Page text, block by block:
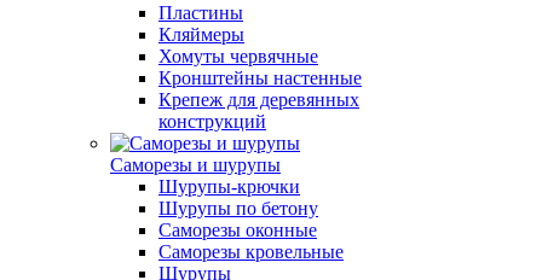
Пластины
Кляймеры
Хомуты червячные
Кронштейны настенные
Крепеж для деревянных
конструкций
Саморезы и шурупы
Шурупы-крючки
Шурупы по бетону
Саморезы оконные
Саморезы кровельные
Шурупы